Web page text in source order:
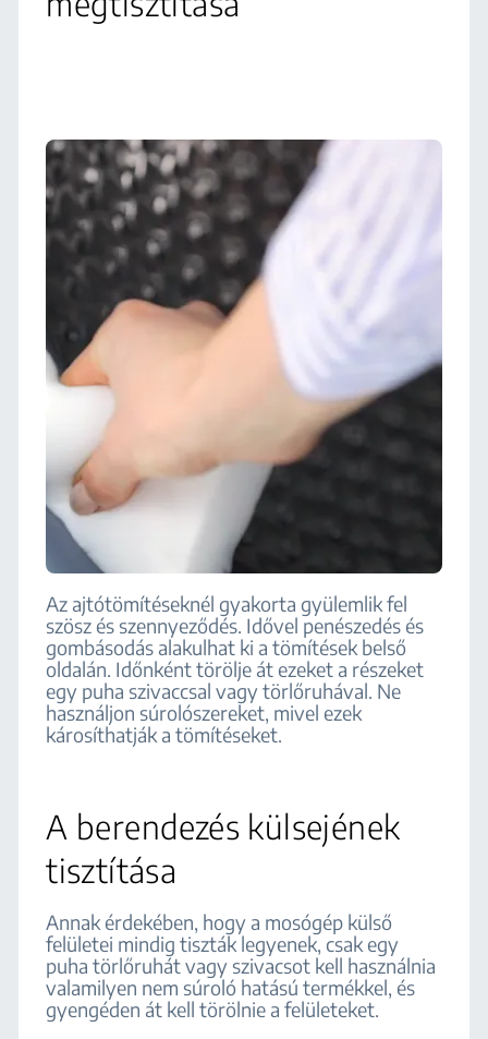
Az ajtótömítéseknél gyakorta gyülemlik fel
szösz és szennyeződés. Idővel penészedés és
gombásodás alakulhat ki a tömítések belső
oldalán. Időnként törölje át ezeket a részeket
egy puha szivaccsal vagy törlőruhával. Ne
használjon súrolószereket, mivel ezek
károsíthatják a tömítéseket.
A berendezés külsejének
tisztítása
Annak érdekében, hogy a mosógép külső
felületei mindig tiszták legyenek, csak egy
puha törlőruhát vagy szivacsot kell használnia
valamilyen nem súroló hatású termékkel, és
gyengéden át kell törölnie a felületeket.